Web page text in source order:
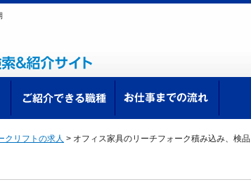
クリフトの求人 > オフィス家具のリーチフォーク積み込み、検品